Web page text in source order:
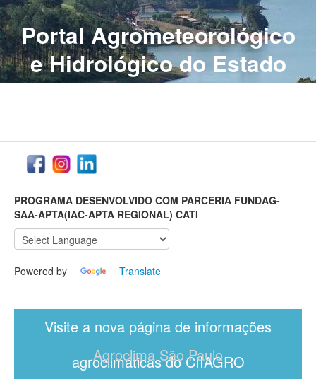
Portal Agrometeorológico
e Hidrológico do Estado
de São Paulo
PROGRAMA DESENVOLVIDO COM PARCERIA FUNDAG-
SAA-APTA(IAC-APTA REGIONAL) CATI
Powered by Translate
Visite a nova página de informações
agroclimáticas do CIIAGRO
Agroclima São Paulo